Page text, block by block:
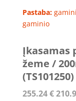
Pastaba:
gaminio
Įkasamas
žeme /
(TS101250)
255.24€